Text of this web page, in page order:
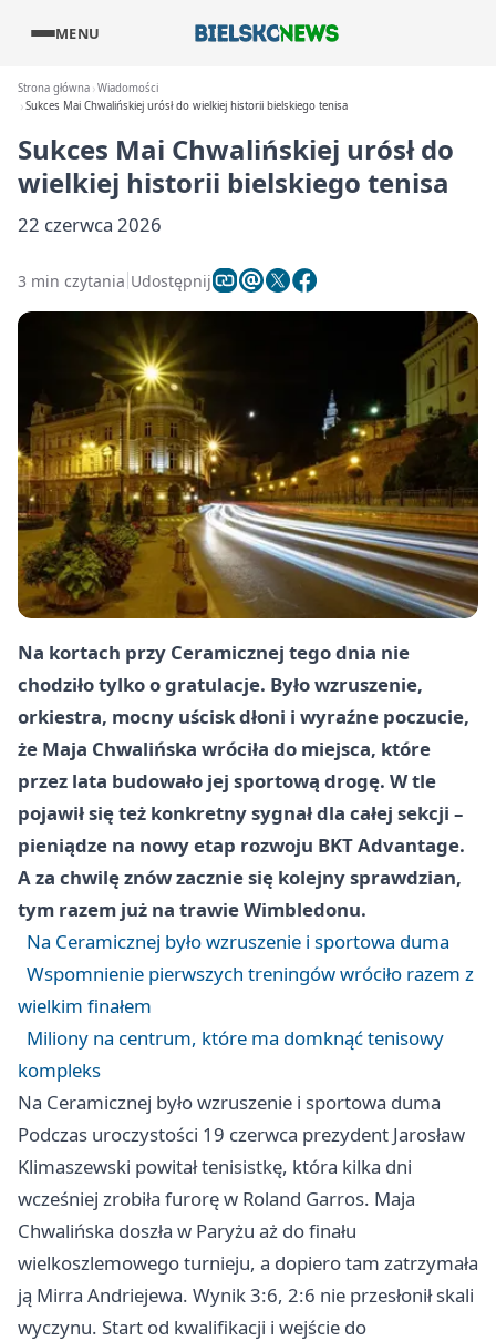
MENU
Strona główna Wiadomości
Sukces Mai Chwalińskiej urósł do wielkiej historii bielskiego tenisa
Sukces Mai Chwalińskiej urósł do
wielkiej historii bielskiego tenisa
22 czerwca 2026
3 min czytania Udostępnij
Na kortach przy Ceramicznej tego dnia nie
chodziło tylko o gratulacje. Było wzruszenie,
orkiestra, mocny uścisk dłoni i wyraźne poczucie,
że Maja Chwalińska wróciła do miejsca, które
przez lata budowało jej sportową drogę. W tle
pojawił się też konkretny sygnał dla całej sekcji –
pieniądze na nowy etap rozwoju BKT Advantage.
A za chwilę znów zacznie się kolejny sprawdzian,
tym razem już na trawie Wimbledonu.
Na Ceramicznej było wzruszenie i sportowa duma
Wspomnienie pierwszych treningów wróciło razem z
wielkim finałem
Miliony na centrum, które ma domknąć tenisowy
kompleks
Na Ceramicznej było wzruszenie i sportowa duma
Podczas uroczystości 19 czerwca prezydent Jarosław
Klimaszewski powitał tenisistkę, która kilka dni
wcześniej zrobiła furorę w Roland Garros. Maja
Chwalińska doszła w Paryżu aż do finału
wielkoszlemowego turnieju, a dopiero tam zatrzymała
ją Mirra Andriejewa. Wynik 3:6, 2:6 nie przesłonił skali
wyczynu. Start od kwalifikacji i wejście do